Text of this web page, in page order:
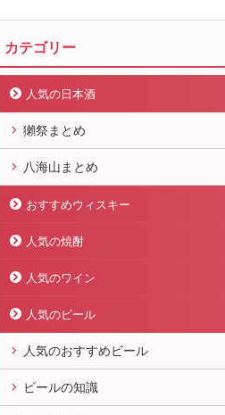
カテゴリー
人気の日本酒
獺祭まとめ
八海山まとめ
おすすめウィスキー
人気の焼酎
人気のワイン
人気のビール
人気のおすすめビール
ビールの知識